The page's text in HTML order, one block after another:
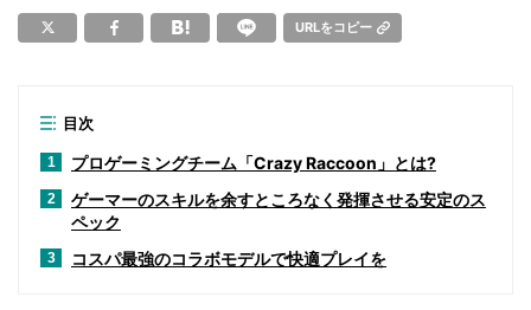
URLをコピー
目次
1 プロゲーミングチーム「Crazy Raccoon」とは?
2
ゲーマーのスキルを余すところなく発揮させる安定のス
ペック
3 コスパ最強のコラボモデルで快適プレイを